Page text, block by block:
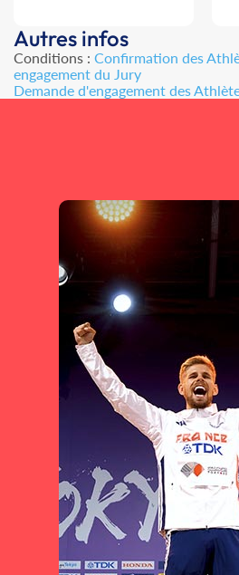
Autres infos
Conditions : Confirmation des
engagement du Jury
Demande d'engagement des